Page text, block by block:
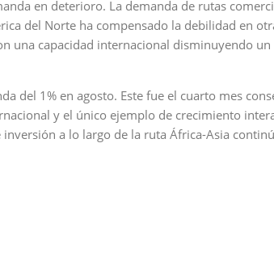
en deterioro. La demanda de rutas
del Norte ha compensado la debilidad en
una capacidad internacional disminuyendo un
del 1% en agosto. Este fue el cuarto mes
y el único ejemplo de crecimiento
a lo largo de la ruta África-Asia